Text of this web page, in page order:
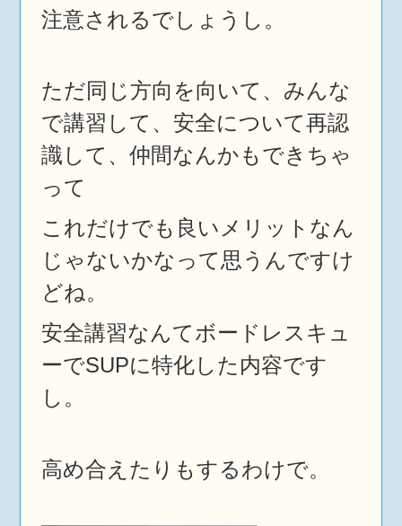
注意されるでしょうし。
ただ同じ方向を向いて、みんな
で講習して、安全について再認
識して、仲間なんかもできちゃ
って
これだけでも良いメリットなん
じゃないかなって思うんですけ
どね。
安全講習なんてボードレスキュ
ーでSUPに特化した内容です
し。
高め合えたりもするわけで。